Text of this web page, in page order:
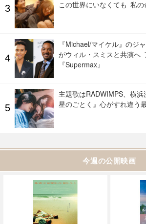
この世界にいなくても 私
『Michael/マイケル』のジ
がウィル・スミスと共演へ
『Supermax』
主題歌はRADWIMPS、横浜
星のごとく』心がすれ違う
今週の公開映画